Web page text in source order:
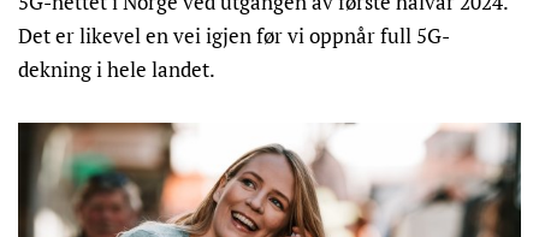
Det er likevel en vei igjen før vi oppnår full 5G-
dekning i hele landet.